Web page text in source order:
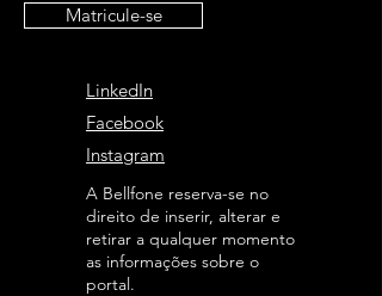
Matricule-se
LinkedIn
Facebook
Instagram
A Bellfone reserva-se no
direito de inserir, alterar e
retirar a qualquer momento
as informações sobre o
portal.